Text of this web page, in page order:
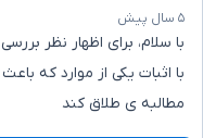
۵ سال پیش
با سلام، برای اظهار نظر
با اثبات یکی از موارد که
مطالبه ی طلاق کند